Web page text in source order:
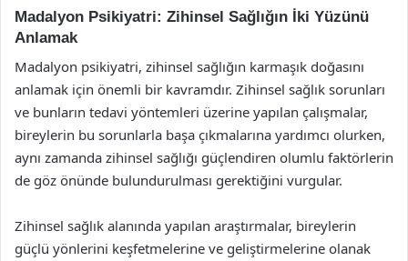
Madalyon Psikiyatri: Zihinsel Sağlığın İki Yüzünü
Anlamak
Madalyon psikiyatri, zihinsel sağlığın karmaşık doğasını
anlamak için önemli bir kavramdır. Zihinsel sağlık sorunları
ve bunların tedavi yöntemleri üzerine yapılan çalışmalar,
bireylerin bu sorunlarla başa çıkmalarına yardımcı olurken,
aynı zamanda zihinsel sağlığı güçlendiren olumlu faktörlerin
de göz önünde bulundurulması gerektiğini vurgular.
Zihinsel sağlık alanında yapılan araştırmalar, bireylerin
güçlü yönlerini keşfetmelerine ve geliştirmelerine olanak